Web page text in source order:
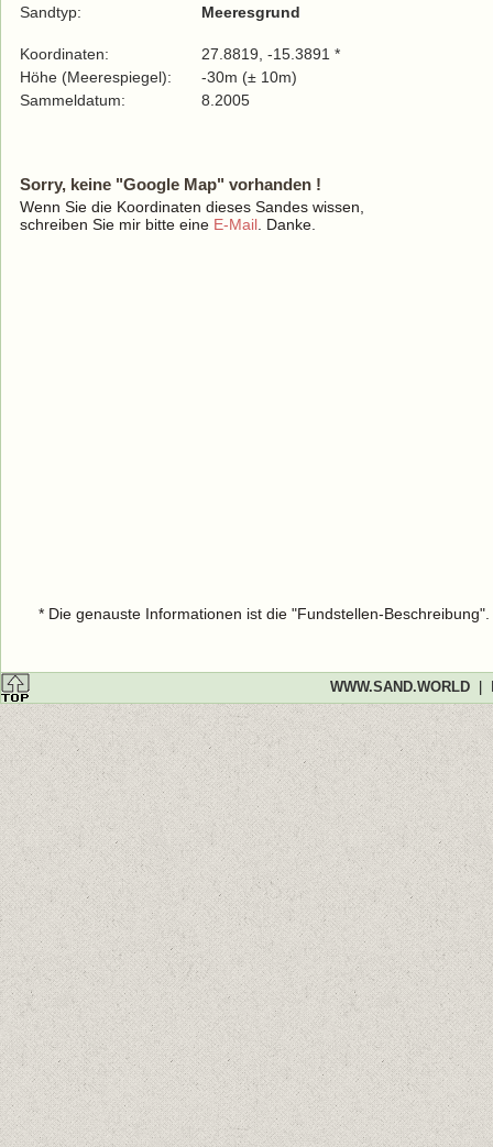
Sandtyp: Meeresgrund
Koordinaten:
27.8819, -15.3891 *
Höhe (Meerespiegel):
-30m (± 10m)
Sammeldatum:
8.2005
Sorry, keine "Google Map" vorhanden !
Wenn Sie die Koordinaten dieses Sandes wissen,
schreiben Sie mir bitte eine E-Mail . Danke.
* Die genauste Informationen ist die "Fundstellen-
WWW.SAND.WORLD|